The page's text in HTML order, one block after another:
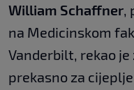
William Schaffner,
na Medicinskom
Vanderbilt, rekao je
prekasno za